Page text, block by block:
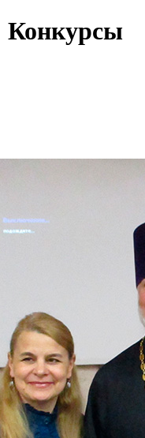
Конкурсы